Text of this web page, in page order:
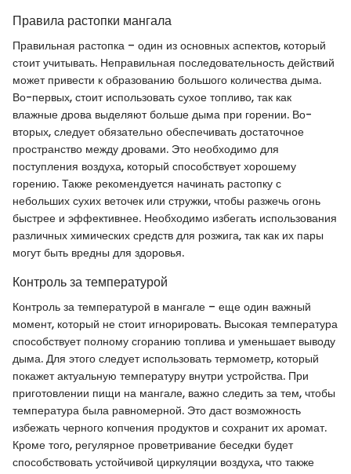
Правила растопки мангала
Правильная растопка – один из основных аспектов, который
стоит учитывать. Неправильная последовательность действий
может привести к образованию большого количества дыма.
Во-первых, стоит использовать сухое топливо, так как
влажные дрова выделяют больше дыма при горении. Во-
вторых, следует обязательно обеспечивать достаточное
пространство между дровами. Это необходимо для
поступления воздуха, который способствует хорошему
горению. Также рекомендуется начинать растопку с
небольших сухих веточек или стружки, чтобы разжечь огонь
быстрее и эффективнее. Необходимо избегать использования
различных химических средств для розжига, так как их пары
могут быть вредны для здоровья.
Контроль за температурой
Контроль за температурой в мангале – еще один важный
момент, который не стоит игнорировать. Высокая температура
способствует полному сгоранию топлива и уменьшает выводу
дыма. Для этого следует использовать термометр, который
покажет актуальную температуру внутри устройства. При
приготовлении пищи на мангале, важно следить за тем, чтобы
температура была равномерной. Это даст возможность
избежать черного копчения продуктов и сохранит их аромат.
Кроме того, регулярное проветривание беседки будет
способствовать устойчивой циркуляции воздуха, что также